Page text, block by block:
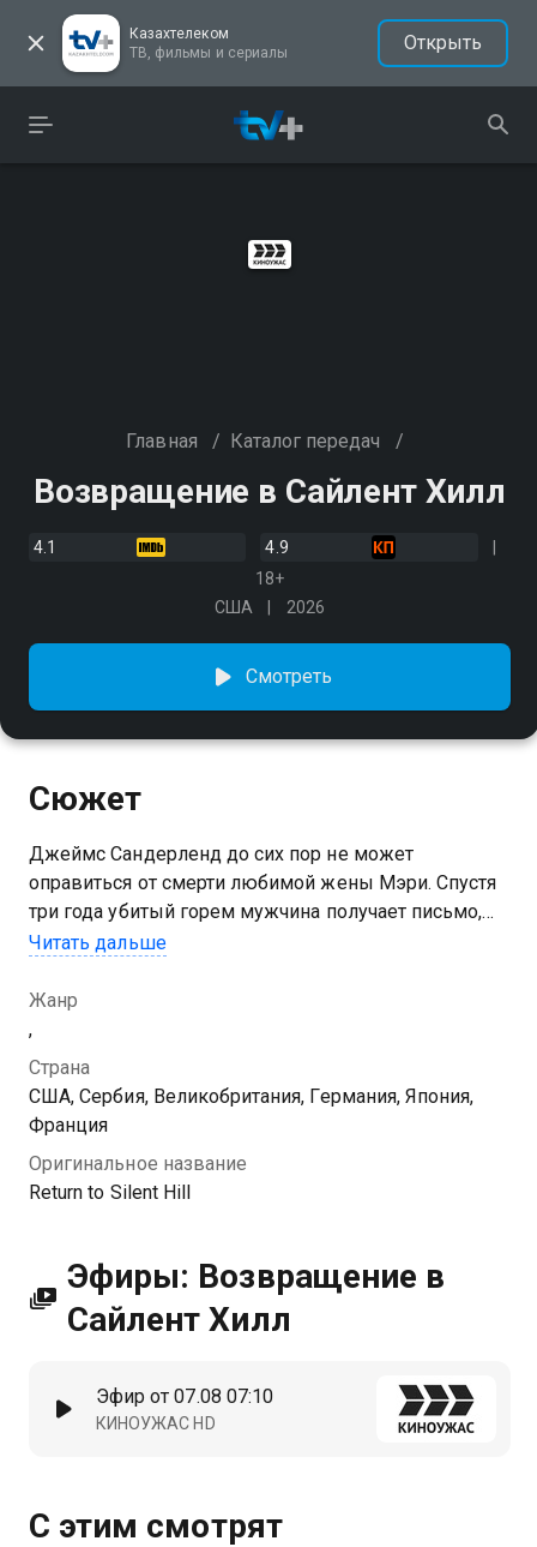
Казахтелеком
ТВ, фильмы и сериалы
Открыть
Главная / Каталог передач /
Возвращение в Сайлент Хилл
4.1
4.9
18+
США
2026
Смотреть
Сюжет
Джеймс Сандерленд до сих пор не может
оправиться от смерти любимой жены Мэри. Спустя
три года убитый горем мужчина получает письмо,
подписанное Сарой, в котором жена зовёт его
Читать дальше
Жанр
,
Страна
США, Сербия, Великобритания, Германия, Япония,
Франция
Оригинальное название
Return to Silent Hill
Эфиры: Возвращение в
Сайлент Хилл
Эфир от 07.08 07:10
КИНОУЖАС HD
С этим смотрят